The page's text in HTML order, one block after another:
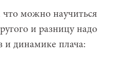
можно научиться
и разницу надо
и динамике плача: